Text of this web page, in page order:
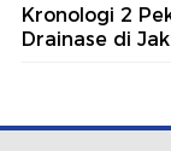
Kronologi 2
Drainase di